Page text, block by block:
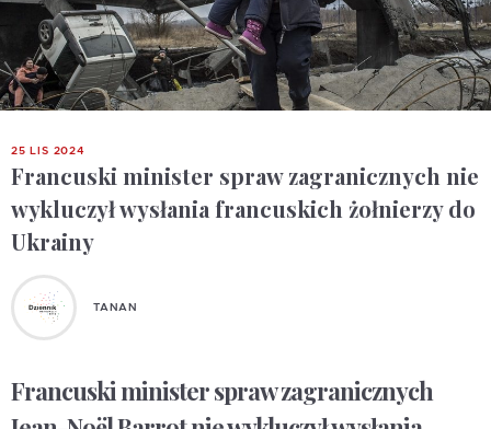
25 LIS 2024
Francuski minister spraw zagranicznych nie
wykluczył wysłania francuskich żołnierzy do
Ukrainy
TANAN
Francuski minister spraw zagranicznych